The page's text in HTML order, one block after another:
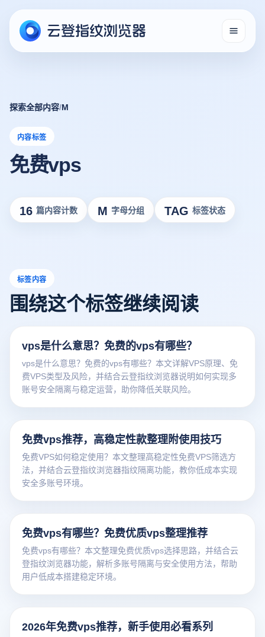
探索全部内容/M
内容标签
免费vps
16 篇内容计数 M 字母分组 TAG 标签状态
标签内容
围绕这个标签继续阅读
vps是什么意思？免费的vps有哪些？
vps是什么意思？免费的vps有哪些？本文详解VPS原理、免
费VPS类型及风险，并结合云登指纹浏览器说明如何实现多
账号安全隔离与稳定运营，助你降低关联风险。
免费vps推荐，高稳定性款整理附使用技巧
免费VPS如何稳定使用？本文整理高稳定性免费VPS筛选方
法，并结合云登指纹浏览器指纹隔离功能，教你低成本实现
安全多账号环境。
免费vps有哪些？免费优质vps整理推荐
免费vps有哪些？本文整理免费优质vps选择思路，并结合云
登指纹浏览器功能，解析多账号隔离与安全使用方法，帮助
用户低成本搭建稳定环境。
2026年免费vps推荐，新手使用必看系列